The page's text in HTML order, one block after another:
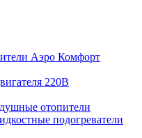
Аэро Комфорт
220В
отопители
подогреватели